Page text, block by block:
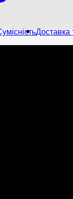
Доставка